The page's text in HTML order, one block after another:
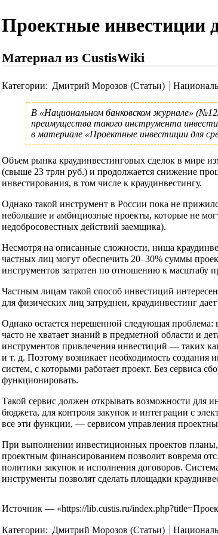
Проектные инвестиции
Материал из CustisWiki
Категории: Дмитрий Морозов (Статьи)
В «Национальном банковском журнале»
преимущества такого инструмента
в материале «Проектные инвестиции для
Объем рынка краудинвестинговых сделок в мире
(свыше 23 трлн руб.) и продолжается снижение
инвестирования, в том числе к краудинвестингу.
Однако такой инструмент в России пока не
небольшие и амбициозные проекты, которые не
недобросовестных действий заемщика).
Несмотря на описанные сложности, ниша
частных лиц могут обеспечить 20‒30% суммы
инструментов затратен по отношению к масштабу
Частным лицам такой способ инвестиций
для физических лиц затруднен, краудинвестинг
Однако остается нерешенной следующая
часто не хватает знаний в предметной области и
инструментов привлечения инвестиций — таких
и т. д. Поэтому возникает необходимость
систем, с которыми работает проект. Без сервиса
функционировать.
Такой сервис должен открывать возможности для
бюджета, для контроля закупок и интеграции с
все эти функции, — сервисом управления
При выполнении инвестиционных проектов планы,
проектным финансированием позволит вовремя
политики закупок и исполнения договоров.
инструменты позволят сделать площадки
Источник — «https://lib.custis.ru/
Категории: Дмитрий Морозов (Статьи)